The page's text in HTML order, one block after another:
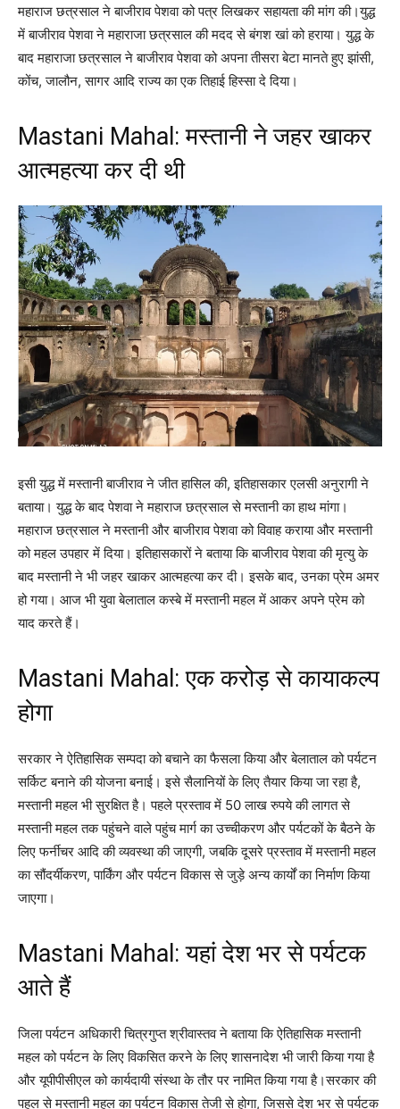
महाराज छत्रसाल ने बाजीराव पेशवा को पत्र लिखकर सहायता की मांग की।युद्ध
में बाजीराव पेशवा ने महाराजा छत्रसाल की मदद से बंगश खां को हराया। युद्ध के
बाद महाराजा छत्रसाल ने बाजीराव पेशवा को अपना तीसरा बेटा मानते हुए झांसी,
कोंच, जालौन, सागर आदि राज्य का एक तिहाई हिस्सा दे दिया।
Mastani Mahal: मस्तानी ने जहर खाकर
आत्महत्या कर दी थी
इसी युद्ध में मस्तानी बाजीराव ने जीत हासिल की, इतिहासकार एलसी अनुरागी ने
बताया। युद्ध के बाद पेशवा ने महाराज छत्रसाल से मस्तानी का हाथ मांगा।
महाराज छत्रसाल ने मस्तानी और बाजीराव पेशवा को विवाह कराया और मस्तानी
को महल उपहार में दिया। इतिहासकारों ने बताया कि बाजीराव पेशवा की मृत्यु के
बाद मस्तानी ने भी जहर खाकर आत्महत्या कर दी। इसके बाद, उनका प्रेम अमर
हो गया। आज भी युवा बेलाताल कस्बे में मस्तानी महल में आकर अपने प्रेम को
याद करते हैं।
Mastani Mahal: एक करोड़ से कायाकल्प
होगा
सरकार ने ऐतिहासिक सम्पदा को बचाने का फैसला किया और बेलाताल को पर्यटन
सर्किट बनाने की योजना बनाई। इसे सैलानियों के लिए तैयार किया जा रहा है,
मस्तानी महल भी सुरक्षित है। पहले प्रस्ताव में 50 लाख रुपये की लागत से
मस्तानी महल तक पहुंचने वाले पहुंच मार्ग का उच्चीकरण और पर्यटकों के बैठने के
लिए फर्नीचर आदि की व्यवस्था की जाएगी, जबकि दूसरे प्रस्ताव में मस्तानी महल
का सौंदर्यीकरण, पार्किंग और पर्यटन विकास से जुड़े अन्य कार्यों का निर्माण किया
जाएगा।
Mastani Mahal: यहां देश भर से पर्यटक
आते हैं
जिला पर्यटन अधिकारी चित्रगुप्त श्रीवास्तव ने बताया कि ऐतिहासिक मस्तानी
महल को पर्यटन के लिए विकसित करने के लिए शासनादेश भी जारी किया गया है
और यूपीपीसीएल को कार्यदायी संस्था के तौर पर नामित किया गया है।सरकार की
पहल से मस्तानी महल का पर्यटन विकास तेजी से होगा, जिससे देश भर से पर्यटक